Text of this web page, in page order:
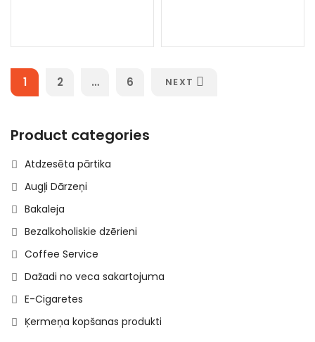
1 2 … 6 NEXT
Product categories
Atdzesēta pārtika
Augļi Dārzeņi
Bakaleja
Bezalkoholiskie dzērieni
Coffee Service
Dažadi no veca sakartojuma
E-Cigaretes
Ķermeņa kopšanas produkti